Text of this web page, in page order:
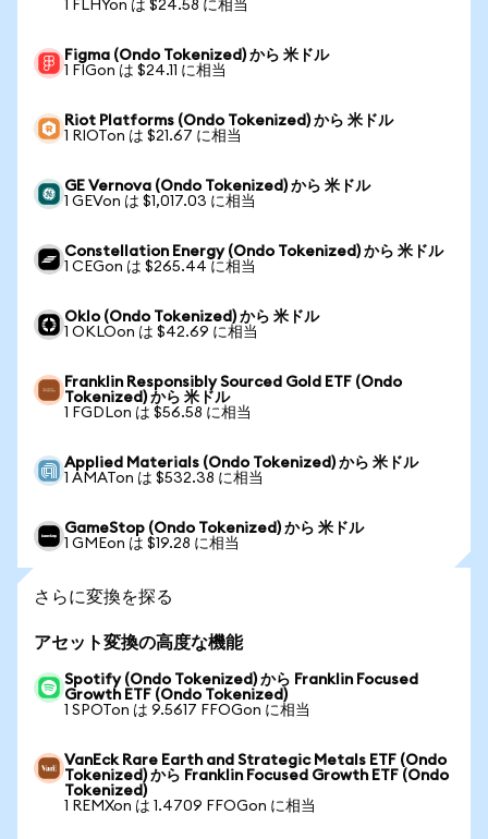
1 FLHYon は $24.58 に相当
Figma (Ondo Tokenized) から 米ドル
1 FIGon は $24.11 に相当
Riot Platforms (Ondo Tokenized) から 米ドル
1 RIOTon は $21.67 に相当
GE Vernova (Ondo Tokenized) から 米ドル
1 GEVon は $1,017.03 に相当
Constellation Energy (Ondo Tokenized) から 米ドル
1 CEGon は $265.44 に相当
Oklo (Ondo Tokenized) から 米ドル
1 OKLOon は $42.69 に相当
Franklin Responsibly Sourced Gold ETF (Ondo
Tokenized) から 米ドル
1 FGDLon は $56.58 に相当
Applied Materials (Ondo Tokenized) から 米ドル
1 AMATon は $532.38 に相当
GameStop (Ondo Tokenized) から 米ドル
1 GMEon は $19.28 に相当
さらに変換を探る
アセット変換の高度な機能
Spotify (Ondo Tokenized) から Franklin Focused
Growth ETF (Ondo Tokenized)
1 SPOTon は 9.5617 FFOGon に相当
VanEck Rare Earth and Strategic Metals ETF (Ondo
Tokenized) から Franklin Focused Growth ETF (Ondo
Tokenized)
1 REMXon は 1.4709 FFOGon に相当